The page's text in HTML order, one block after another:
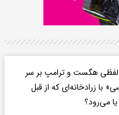
لفظی هگست و ترامپ بر سر
با زرادخانه‌ای که از قبل
می‌رود؟